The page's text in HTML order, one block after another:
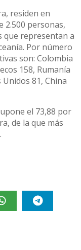
residen en
personas,
que representan a
Por número
son: Colombia
158, Rumanía
Unidos 81, China
el 73,88 por
de la que más